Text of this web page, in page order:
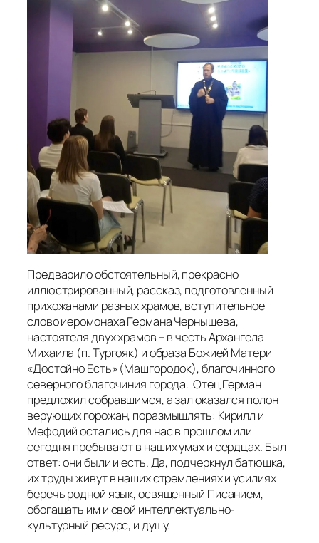
Предварило обстоятельный, прекрасно
иллюстрированный, рассказ, подготовленный
прихожанами разных храмов, вступительное
слово иеромонаха Германа Чернышева,
настоятеля двух храмов – в честь Архангела
Михаила (п. Тургояк) и образа Божией Матери
«Достойно Есть» (Машгородок), благочинного
северного благочиния города. Отец Герман
предложил собравшимся, а зал оказался полон
верующих горожан, поразмышлять: Кирилл и
Мефодий остались для нас в прошлом или
сегодня пребывают в наших умах и сердцах. Был
ответ: они были и есть. Да, подчеркнул батюшка,
их труды живут в наших стремлениях и усилиях
беречь родной язык, освященный Писанием,
обогащать им и свой интеллектуально-
культурный ресурс, и душу.